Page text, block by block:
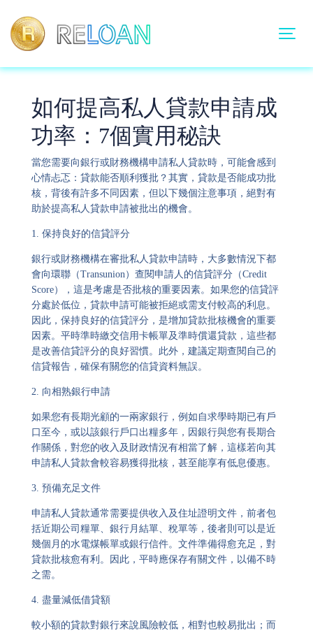
如何提高私人貸款申請成
功率： 7個實用秘訣
當您需要向銀行或財務機構申請私人貸款時，可能會感到
心情忐忑：貸款能否順利獲批？其實，貸款是否能成功批
核，背後有許多不同因素，但以下幾個注意事項，絕對有
助於提高私人貸款申請被批出的機會。
1. 保持良好的信貸評分
銀行或財務機構在審批私人貸款申請時，大多數情況下都
會向環聯（Transunion）查閱申請人的信貸評分（Credit
Score），這是考慮是否批核的重要因素。如果您的信貸評
分處於低位，貸款申請可能被拒絕或需支付較高的利息。
因此，保持良好的信貸評分，是增加貸款批核機會的重要
因素。平時準時繳交信用卡帳單及準時償還貸款，這些都
是改善信貸評分的良好習慣。此外，建議定期查閱自己的
信貸報告，確保有關您的信貸資料無誤。
2. 向相熟銀行申請
如果您有長期光顧的一兩家銀行，例如自求學時期已有戶
口至今，或以該銀行戶口出糧多年，因銀行與您有長期合
作關係，對您的收入及財政情況有相當了解，這樣若向其
申請私人貸款會較容易獲得批核，甚至能享有低息優惠。
3. 預備充足文件
申請私人貸款通常需要提供收入及住址證明文件，前者包
括近期公司糧單、銀行月結單、稅單等，後者則可以是近
幾個月的水電煤帳單或銀行信件。文件準備得愈充足，對
貸款批核愈有利。因此，平時應保存有關文件，以備不時
之需。
4. 盡量減低借貸額
較小額的貸款對銀行來說風險較低，相對也較易批出；而